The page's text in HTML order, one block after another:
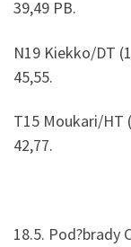
39,49 PB.
N19 Kiekko/DT
45,55.
T15 Moukari/HT
42,77.
18.5. Pod?brady